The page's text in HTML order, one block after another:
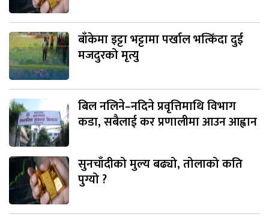
बाँकेमा इट्टा भट्टामा पर्खाल भत्किँदा दुई
मजदुरको मृत्यु
बिल नलिने–नदिने प्रवृत्तिमाथि विभाग
कडा, सबैलाई कर प्रणालीमा आउन आह्वान
सुनचाँदीको मुल्य बढ्यो, तोलाको कति
पुग्यो ?